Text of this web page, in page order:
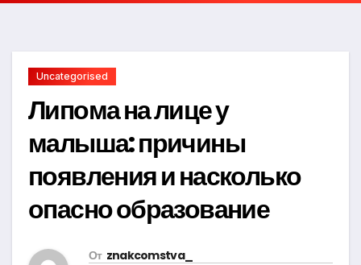
Uncategorised
Липома на лице у
малыша: причины
появления и насколько
опасно образование
От znakcomstva_